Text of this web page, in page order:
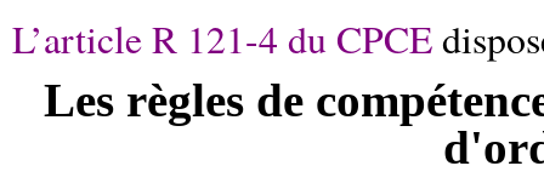
L’article R 121-4 du CPCE
Les règles de